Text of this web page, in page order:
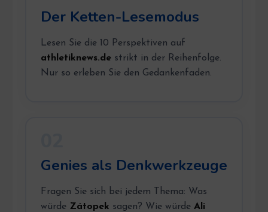
Der Ketten-Lesemodus
Lesen Sie die 10 Perspektiven auf
athletiknews.destrikt in der Reihenfolge.
Nur so erleben Sie den Gedankenfaden.
Genies als Denkwerkzeuge
Fragen Sie sich bei jedem Thema: Was
würde Zátopek sagen? Wie würde Ali